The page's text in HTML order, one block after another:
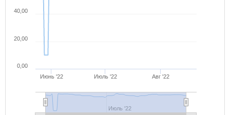
Июнь '22 Июль '22 Авг '22
Июль '22
0,00
20,00
40,00